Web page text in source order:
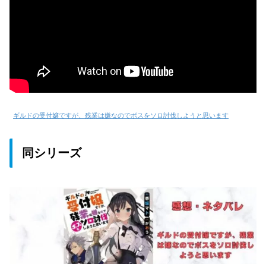
ギルドの受付嬢ですが、残業は嫌なのでボスをソロ討伐しようと思います
同シリーズ